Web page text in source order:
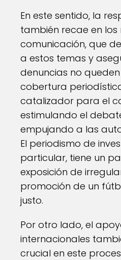
En este sentido, la
también recae en los
comunicación, que
a estos temas y
denuncias no queden
cobertura
catalizador para el
estimulando el
empujando a las
El periodismo de
particular, tiene un
exposición de
promoción de un
justo.
Por otro lado, el
internacionales
crucial en este